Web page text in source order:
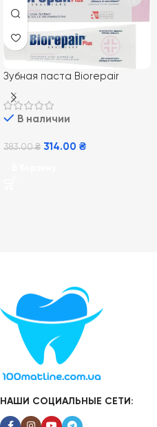
Зубная паста Biorepair
Paradontgel Plus для защиты
чувствительных десен 75 мл
В наличии
383.00₴ 314.00 ₴
НАШИ СОЦИАЛЬНЫЕ СЕТИ: